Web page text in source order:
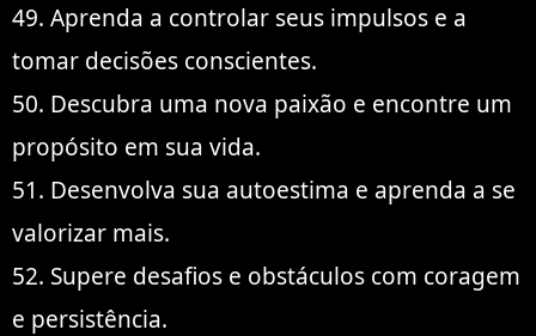
49. Aprenda a controlar seus impulsos e a
tomar decisões conscientes.
50. Descubra uma nova paixão e encontre um
propósito em sua vida.
51. Desenvolva sua autoestima e aprenda a se
valorizar mais.
52. Supere desafios e obstáculos com coragem
e persistência.